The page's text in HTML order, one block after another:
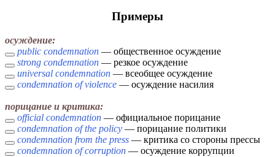
Примеры
осуждение:
public condemnation — общественное осуждение
strong condemnation — резкое осуждение
universal condemnation — всеобщее осуждение
condemnation of violence — осуждение насилия
порицание и критика:
official condemnation — официальное порицание
condemnation of the policy — порицание политики
condemnation from the press — критика со стороны прессы
condemnation of corruption — осуждение коррупции